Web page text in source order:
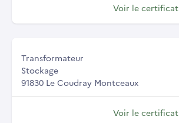
Voir le certificat
Transformateur
Stockage
91830 Le Coudray Montceaux
Voir le certificat